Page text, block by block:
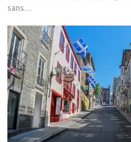
sans…